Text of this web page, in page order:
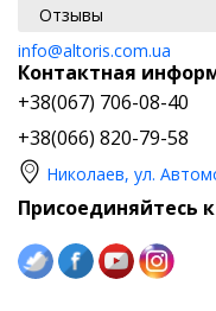
Отзывы
info@altoris.com.ua
Контактная
+38(067) 706-08-40
+38(066) 820-79-58
Николаев, ул.
Присоединяйтесь